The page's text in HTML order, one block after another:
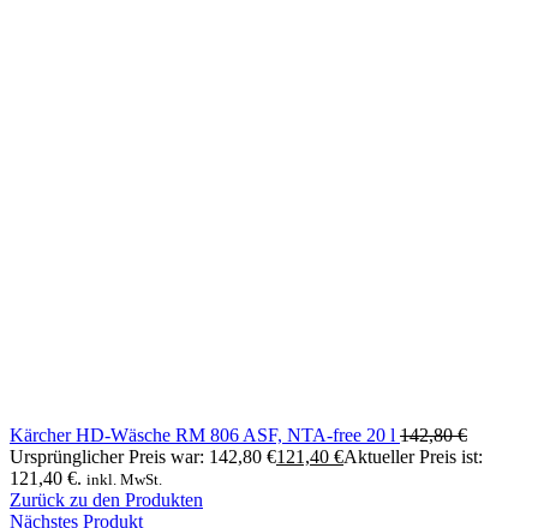
Kärcher HD-Wäsche RM 806 ASF, NTA-free 20 l 142,80€
Ursprünglicher Preis war: 142,80 €121,40 €Aktueller Preis ist:
121,40 €. inkl. MwSt.
Zurück zu den Produkten
Nächstes Produkt